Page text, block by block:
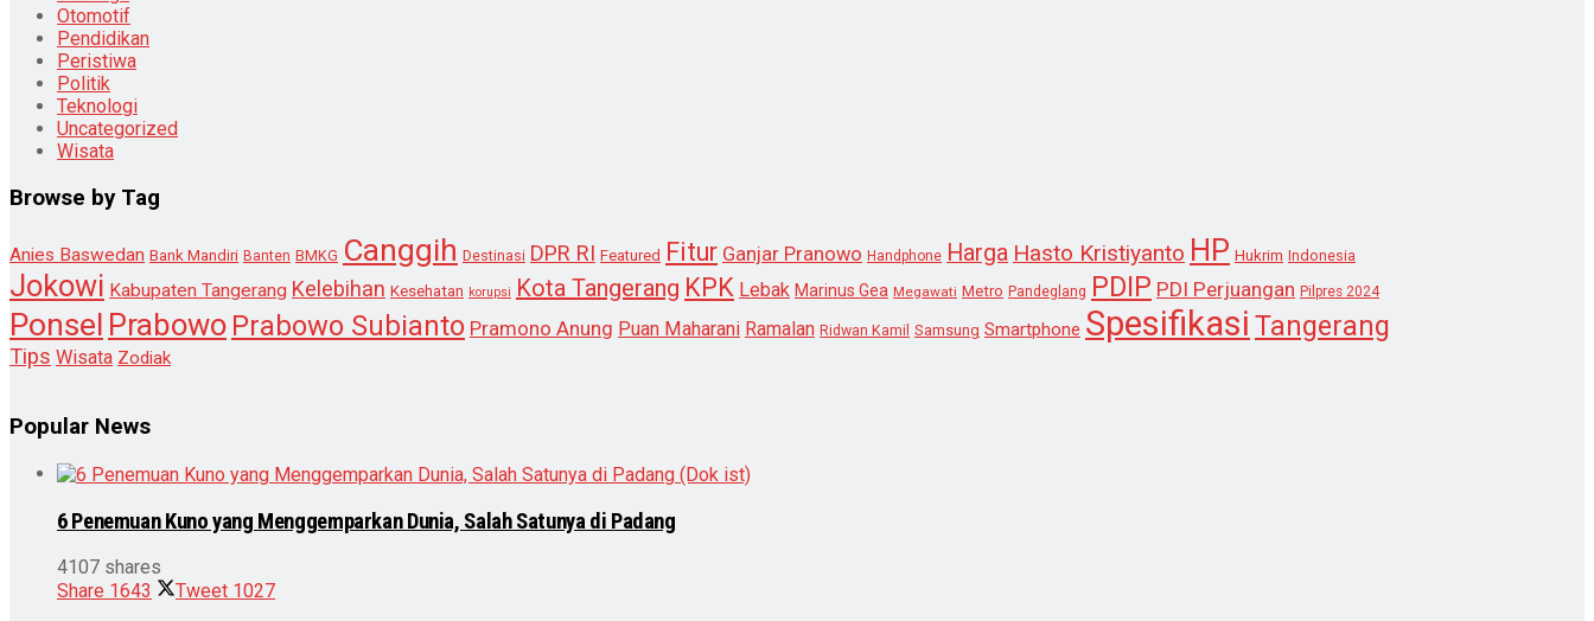
Otomotif
Pendidikan
Peristiwa
Politik
Teknologi
Uncategorized
Wisata
Browse by Tag
Anies Baswedan Bank Mandiri Banten BMKG Canggih Destinasi DPR RI Featured Fitur Ganjar Pranowo Handphone Harga Hasto Kristiyanto HP Hukrim Indonesia
Jokowi Kabupaten Tangerang Kelebihan Kesehatan korupsi Kota Tangerang KPK Lebak Marinus Gea Megawati Metro Pandeglang PDIP PDI Perjuangan Pilpres 2024
Ponsel Prabowo Prabowo Subianto Pramono Anung Puan Maharani Ramalan Ridwan Kamil Samsung Smartphone Spesifikasi Tangerang
Tips Wisata Zodiak
Popular News
6 Penemuan Kuno yang Menggemparkan Dunia, Salah Satunya di Padang
4107 shares
Share 1643 Tweet 1027